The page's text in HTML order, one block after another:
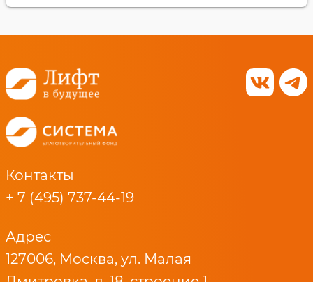
Контакты
+ 7 (495) 737-44-19
Адрес
127006, Москва, ул. Малая